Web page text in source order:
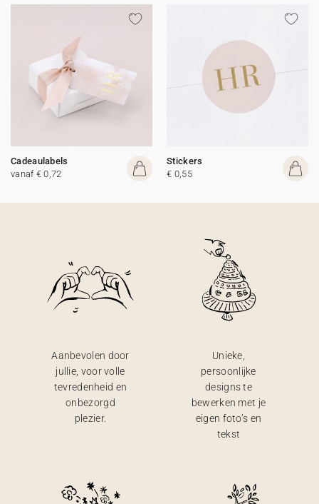
Cadeaulabels
vanaf € 0,72
Stickers
€ 0,55
Aanbevolen door
jullie, voor volle
tevredenheid en
onbezorgd
plezier.
Unieke,
persoonlijke
designs te
bewerken met je
eigen foto’s en
tekst